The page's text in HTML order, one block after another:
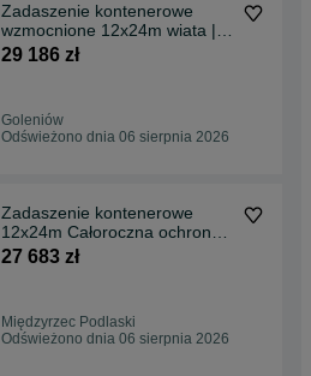
Zadaszenie kontenerowe
wzmocnione 12x24m wiata |
Polski producent
29 186 zł
Goleniów
Odświeżono dnia 06 sierpnia 2026
Zadaszenie kontenerowe
12x24m Całoroczna ochrona
PVC 750g/m2
27 683 zł
Międzyrzec Podlaski
Odświeżono dnia 06 sierpnia 2026